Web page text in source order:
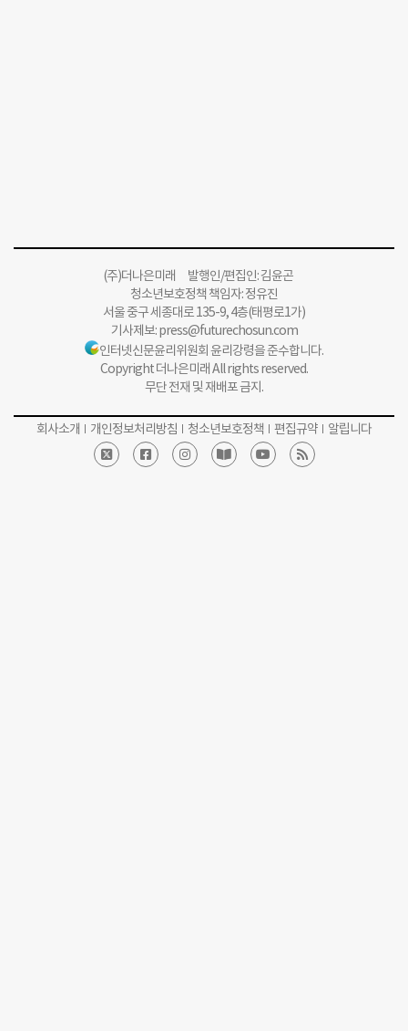
(주)더나은미래 발행인/편집인: 김윤곤
청소년보호정책 책임자: 정유진
서울 중구 세종대로 135-9, 4층(태평로1가)
기사제보:press@futurechosun.com
인터넷신문윤리위원회 윤리강령을 준수합니다.
Copyright 더나은미래 All rights reserved.
무단 전재 및 재배포 금지.
회사소개 개인정보처리방침 청소년보호정책 편집규약 알립니다